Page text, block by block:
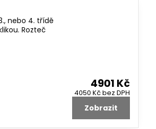
nebo 4. třídě
Rozteč
4901 Kč
4050 Kčbez DPH
Zobrazit